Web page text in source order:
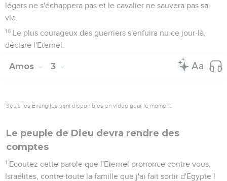
légers ne s'échappera pas et le cavalier ne sauvera pas sa
vie.
16 Le plus courageux des guerriers s'enfuira nu ce jour-là,
déclare l'Eternel.
Amos 3
Seuls les Évangiles sont disponibles en vidéo pour le moment.
Le peuple de Dieu devra rendre des
comptes
1 Ecoutez cette parole que l'Eternel prononce contre vous,
Israélites, contre toute la famille que j'ai fait sortir d'Egypte !